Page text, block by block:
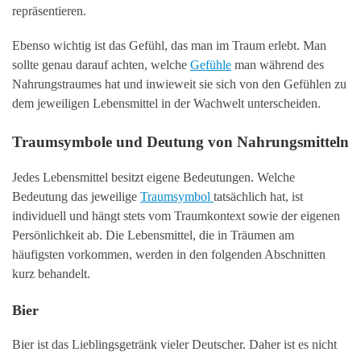
repräsentieren.
Ebenso wichtig ist das Gefühl, das man im Traum erlebt. Man
sollte genau darauf achten, welche Gefühle man während des
Nahrungstraumes hat und inwieweit sie sich von den Gefühlen zu
dem jeweiligen Lebensmittel in der Wachwelt unterscheiden.
Traumsymbole und Deutung von Nahrungsmitteln
Jedes Lebensmittel besitzt eigene Bedeutungen. Welche
Bedeutung das jeweilige Traumsymbol tatsächlich hat, ist
individuell und hängt stets vom Traumkontext sowie der eigenen
Persönlichkeit ab. Die Lebensmittel, die in Träumen am
häufigsten vorkommen, werden in den folgenden Abschnitten
kurz behandelt.
Bier
Bier ist das Lieblingsgetränk vieler Deutscher. Daher ist es nicht